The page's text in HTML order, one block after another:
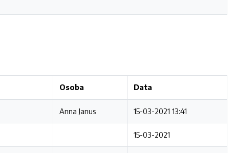
Osoba Data
Anna Janus 15-03-2021 13:41
15-03-2021